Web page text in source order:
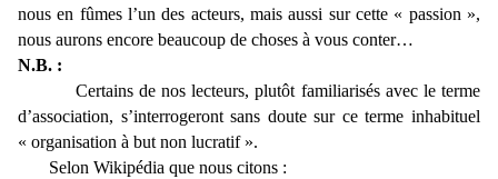
nous en fûmes l’un des acteurs, mais aussi sur cette « passion »,
nous aurons encore beaucoup de choses à vous conter…
N.B. :
Certains de nos lecteurs, plutôt familiarisés avec le terme
d’association, s’interrogeront sans doute sur ce terme inhabituel
« organisation à but non lucratif ».
Selon Wikipédia que nous citons :